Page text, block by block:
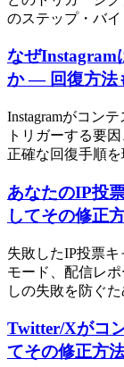
のステップ・バ
なぜInstagram
か — 回復方法
Instagramがコン
トリガーする要
正確な回復手順を
あなたのIP投
してその修正
失敗したIP投票
モード、配信レ
しの失敗を防ぐ
Twitter/Xがコ
てその修正方